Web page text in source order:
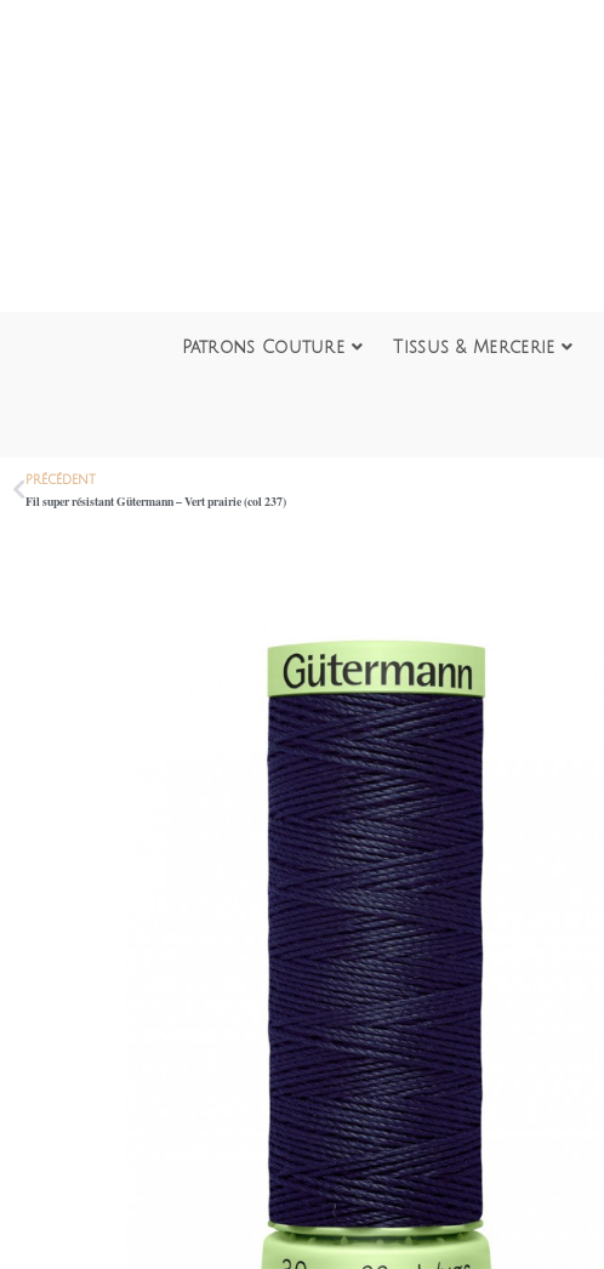
Patrons Couture Tissus & Mercerie
PRÉCÉDENT
Fil super résistant Gütermann – Vert prairie (col 237)